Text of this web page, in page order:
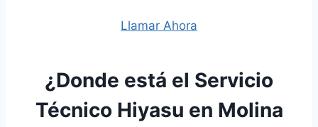
Llamar Ahora
¿Donde está el Servicio
Técnico Hiyasu en Molina